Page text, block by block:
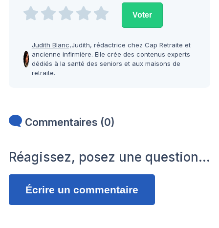
Judith Blanc,Judith, rédactrice chez Cap Retraite et
ancienne infirmière. Elle crée des contenus experts
dédiés à la santé des seniors et aux maisons de
retraite.
Commentaires (0)
Réagissez, posez une question…
Écrire un commentaire